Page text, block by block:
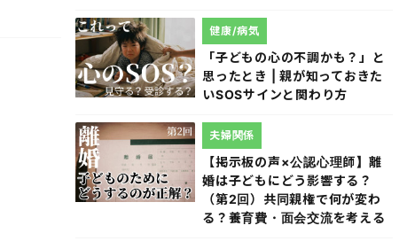
「子どもの心の不調かも？」と
思ったとき | 親が知っておきた
いSOSサインと関わり方
健康/病気
【掲示板の声×公認心理師】離
婚は子どもにどう影響する？
（第2回）共同親権で何が変わ
る？養育費・面会交流を考える
夫婦関係